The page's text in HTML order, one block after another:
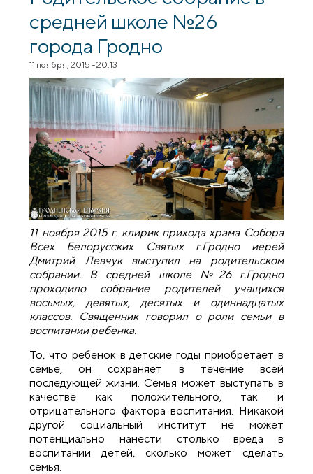
средней школе №26
города Гродно
11 ноября, 2015 - 20:13
11 ноября 2015 г. клирик прихода храма Собора
Всех Белорусских Святых г.Гродно иерей
Дмитрий Левчук выступил на родительском
собрании. В средней школе №26 г.Гродно
проходило собрание родителей учащихся
восьмых, девятых, десятых и одиннадцатых
классов. Священник говорил о роли семьи в
воспитании ребенка.
То, что ребенок в детские годы приобретает в
семье, он сохраняет в течение всей
последующей жизни. Семья может выступать в
качестве как положительного, так и
отрицательного фактора воспитания. Никакой
другой социальный институт не может
потенциально нанести столько вреда в
воспитании детей, сколько может сделать
семья.